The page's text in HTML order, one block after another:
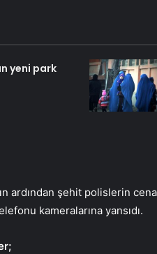
yeni park
ardından şehit polislerin
kameralarına yansıdı.